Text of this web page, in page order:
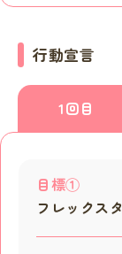
行動宣言
1回目
目標①
フレックス